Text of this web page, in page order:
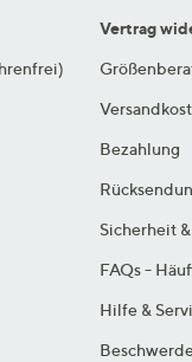
Vertrag
Bezahlung
Sicherheit
FAQs -
Hilfe &